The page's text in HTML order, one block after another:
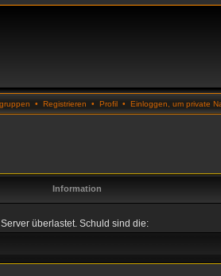
• Registrieren • Profil • Einloggen, um private
Information
Server überlastet. Schuld sind die: